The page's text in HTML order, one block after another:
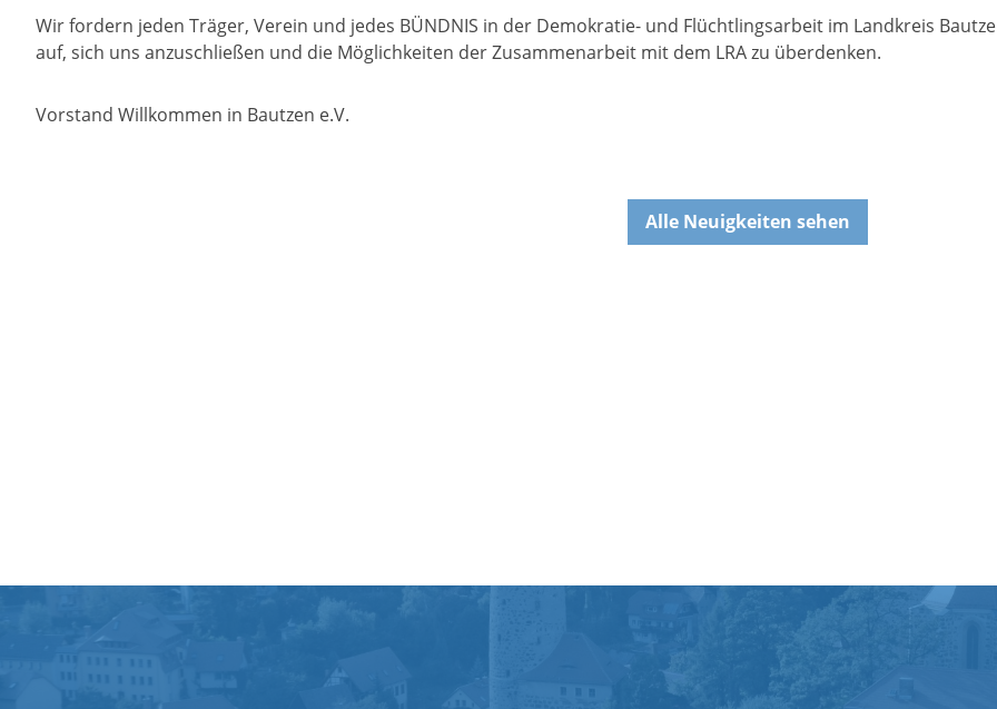
Wir fordern jeden Träger, Verein und jedes BÜNDNIS in der Demokratie- und Flüchtlingsarbeit im Landkreis
auf, sich uns anzuschließen und die Möglichkeiten der Zusammenarbeit mit dem LRA zu überdenken.
Vorstand Willkommen in Bautzen e.V.
Alle Neuigkeiten sehen